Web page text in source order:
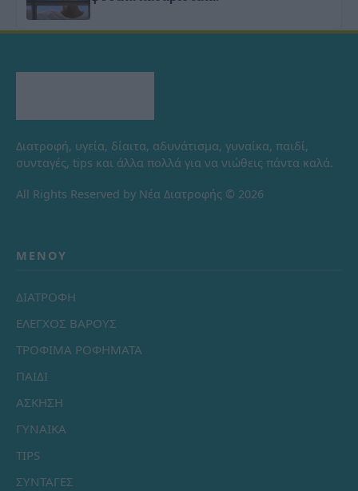
Διατροφή, υγεία, δίαιτα, αδυνάτισμα, γυναίκα, παιδί,
συνταγές, tips και άλλα πολλά για να νιώθεις πάντα καλά.
All Rights Reserved by Νέα Διατροφής © 2026
ΜΕΝΟΎ
ΔΙΑΤΡΟΦΗ
ΕΛΕΓΧΟΣ ΒΑΡΟΥΣ
ΤΡΟΦΙΜΑ ΡΟΦΗΜΑΤΑ
ΠΑΙΔΙ
ΑΣΚΗΣΗ
ΓΥΝΑΙΚΑ
TIPS
ΣΥΝΤΑΓΕΣ